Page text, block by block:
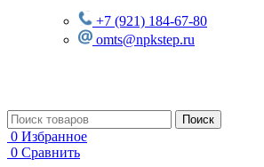
+7 (921) 184-67-80
omts@npkstep.ru
Поиск
0 Избранное
0 Сравнить